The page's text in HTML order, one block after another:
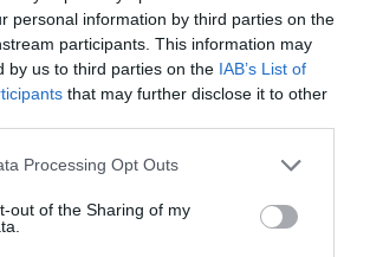
personal information by third parties on the
participants. This information may
by us to third parties on the IAB’s List of
that may further disclose it to other
Processing Opt Outs
out of the Sharing of my